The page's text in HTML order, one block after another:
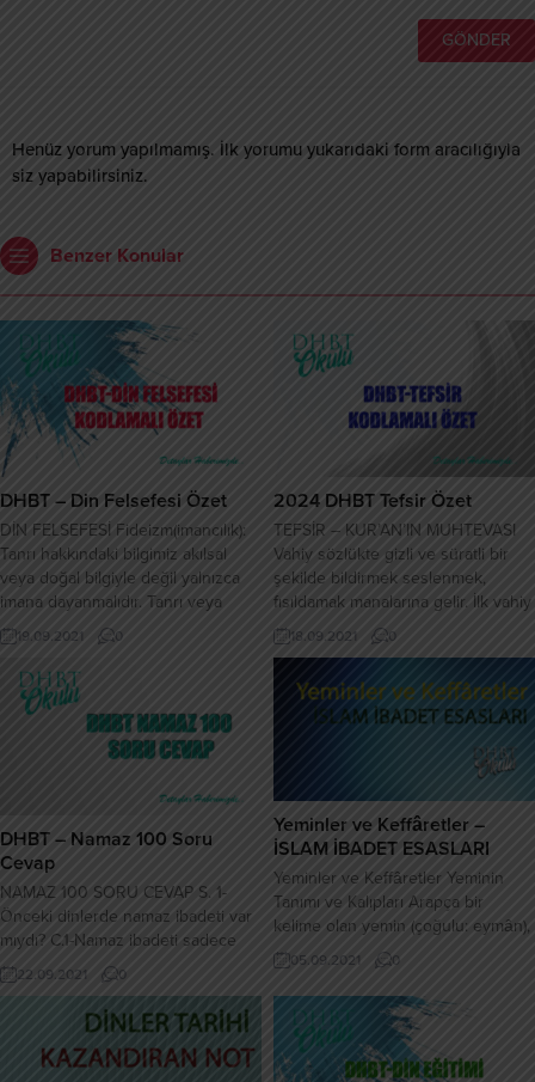
Henüz yorum yapılmamış. İlk yorumu yukarıdaki form aracılığıyla
siz yapabilirsiniz.
Benzer Konular
DHBT – Din Felsefesi Özet
DİN FELSEFESİ Fideizm(imancılık):
Tanrı hakkındaki bilgimiz akılsal
veya doğal bilgiyle değil yalnızca
imana dayanmalıdır. Tanrı veya
dinle ilgili olarak ortada bize
kendini zorla kabul ettiren bir bilgi
durumu söz konusu olursa artık
dinden veya inançtan bahsetmek
söz konusu olmaz. Önde gelen
temsilcisi S. Kierkegaard ( İmancı
19.09.2021 0
2024 DHBT Tefsir Özet
TEFSİR – KUR’AN’IN MUHTEVASI
Vahiy sözlükte gizli ve süratli bir
şekilde bildirmek seslenmek,
fısıldamak manalarına gelir. İlk vahiy
sadık rüya şeklinde nazil olmuştur
Çıngırak sesine benzer sesle gelen
Cebrail bir çok kez sahabeden
Dıhye el-Kelbi suretine girerek
vahiy getirmiştir Vayhin yazıldığı
malzemeler: • İşlenmiş ince...
18.09.2021 0
DHBT – Namaz 100 Soru
Cevap
NAMAZ 100 SORU CEVAP S. 1-
Önceki dinlerde namaz ibadeti var
mıydı? C.1-Namaz ibadeti sadece
Muhammed ümmetine has olmayıp
önceki dinlerde de bulunmaktaydı
(İlmihal,1 ,T,D,V,s,219) S. 2- Namaz ne
zaman farz kılınmıştır? C.2- İlk
vahyin sonrasındaki fetret
22.09.2021 0
Yeminler ve Keffâretler –
İSLAM İBADET ESASLARI
Yeminler ve Keffâretler Yeminin
Tanımı ve Kalıpları Arapça bir
kelime olan yemin (çoğulu: eymân),
sözlükte “kuvvet, and, ahd, kasem,
uğur, sağ taraf, sağ el” gibi
anlamlara gelir. Dinî terim olarak,
kişinin, bir işi yapıp yapmaması
veya bir olayın doğru olup
olmaması konusunda söylediği
05.09.2021 0